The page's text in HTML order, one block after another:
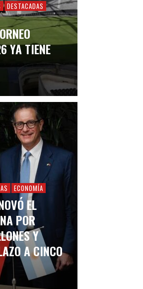
DESTACADAS
YA TIENE
ECONOMÍA
EL
POR
Y
A CINCO